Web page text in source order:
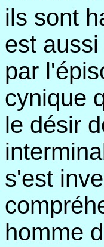
ils sont
est
par
cynique
le désir
s'est
homme